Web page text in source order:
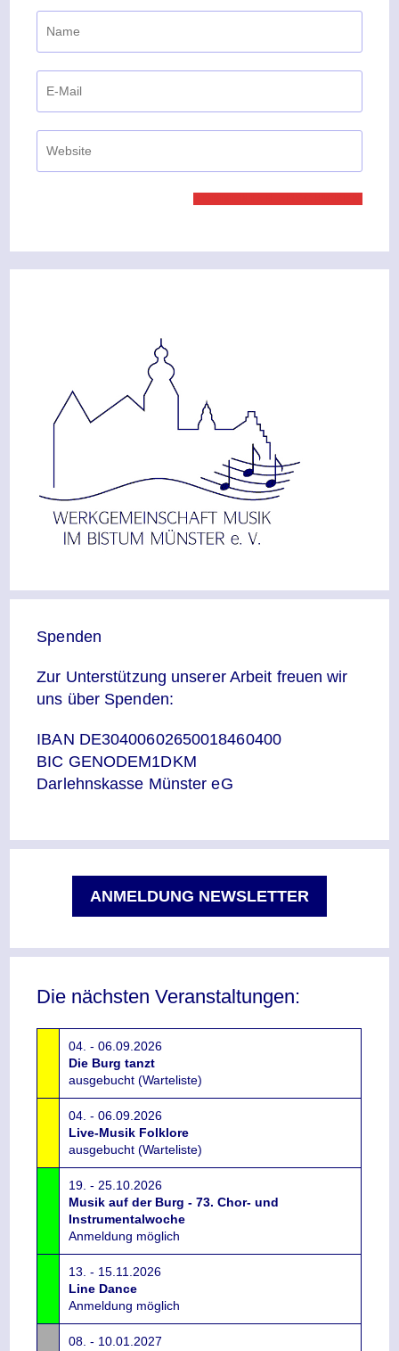
Spenden
Zur Unterstützung unserer Arbeit freuen wir
uns über Spenden:
IBAN DE30400602650018460400
BIC GENODEM1DKM
Darlehnskasse Münster eG
ANMELDUNG NEWSLETTER
Die nächsten Veranstaltungen:
04. - 06.09.2026
Die Burg tanzt
ausgebucht (Warteliste)
04. - 06.09.2026
Live-Musik Folklore
ausgebucht (Warteliste)
19. - 25.10.2026
Musik auf der Burg - 73. Chor- und
Instrumentalwoche
Anmeldung möglich
13. - 15.11.2026
Line Dance
Anmeldung möglich
08. - 10.01.2027